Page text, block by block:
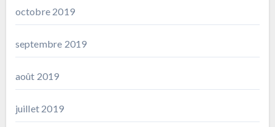
octobre 2019
septembre 2019
août 2019
juillet 2019